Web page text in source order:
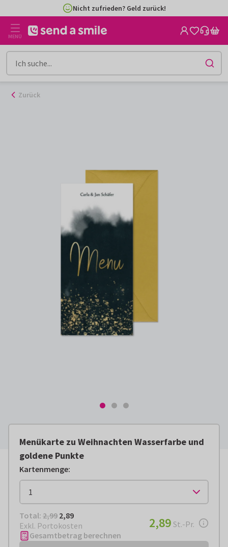
Inhalt
gehen
Nicht zufrieden? Geld zurück!
MENÜ
Zurück
Menükarte zu Weihnachten Wasserfarbe und
goldene Punkte
Kartenmenge:
Total: € 2,89
Total: 2,99 2,89
Exkl. Portokosten
€ 2,89pro Stück
2,89 St.-Pr.
Gesamtbetrag berechnen